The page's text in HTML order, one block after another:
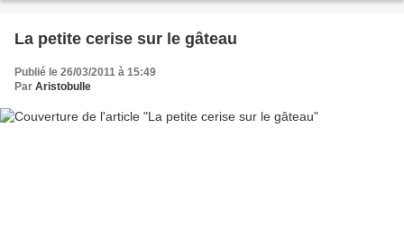
La petite cerise sur le gâteau
Publié le 26/03/2011 à 15:49
Par Aristobulle